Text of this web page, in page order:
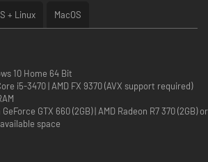
ny teknologi eller idéer for at forbedre din
SYSTEM
at drage fordel af lukrative varer, som du
national velstand.
for at dække dine basale behov, imens du
til dine færdigproducerede varer.
goder, så der holdes gang i din avancerede
af tilgængelig arbejdskraft med behovene
+ Linux MacOS
10 Home 64 Bit
Intel Core i5-3470 | AMD FX 9370 (AVX support required)
Nvidia GeForce GTX 660 (2GB) | AMD
available space